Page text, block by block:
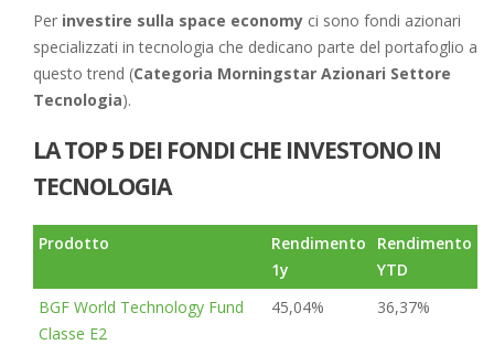
Per investire sulla space economy ci sono fondi azionari
specializzati in tecnologia che dedicano parte del portafoglio a
questo trend (Categoria Morningstar Azionari Settore
Tecnologia).
LA TOP 5 DEI FONDI CHE INVESTONO IN
TECNOLOGIA
Prodotto
Rendimento
1y
Rendimento
YTD
BGF World Technology Fund
Classe E2
45,04% 36,37%